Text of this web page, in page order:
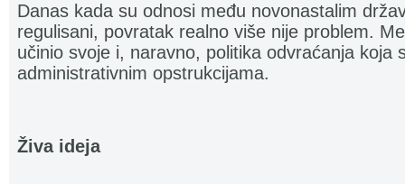
Danas kada su odnosi među novonastalim
regulisani, povratak realno više nije problem.
učinio svoje i, naravno, politika odvraćanja koja
administrativnim opstrukcijama.
Živa ideja